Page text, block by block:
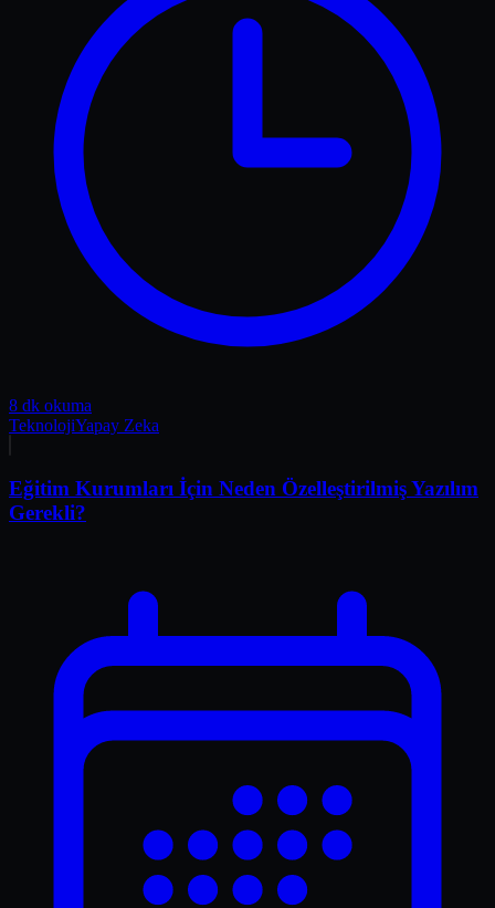
8 dk okuma
TeknolojiYapay Zeka
Eğitim Kurumları İçin Neden Özelleştirilmiş Yazılım
Gerekli?